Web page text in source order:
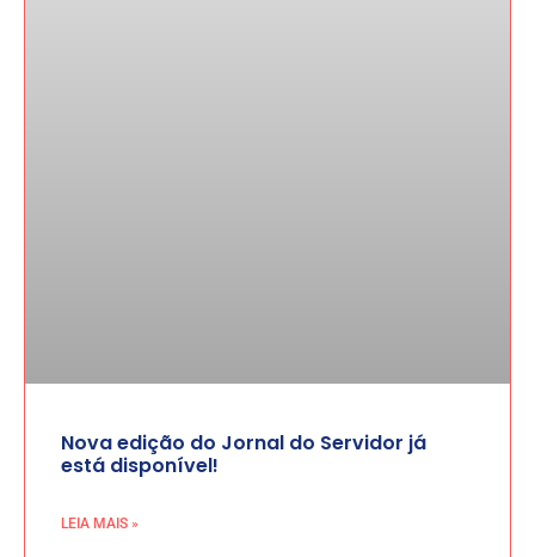
Nova edição do Jornal do Servidor já
está disponível!
LEIA MAIS »